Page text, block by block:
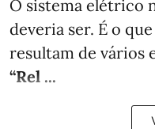
O sistema elétrico
deveria ser. É o
resultam de vários
“Rel ...